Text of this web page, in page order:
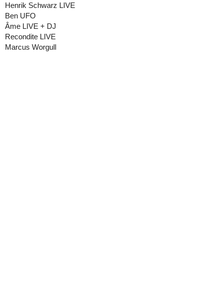
Henrik Schwarz LIVE
Ben UFO
Âme LIVE + DJ
Recondite LIVE
Marcus Worgull